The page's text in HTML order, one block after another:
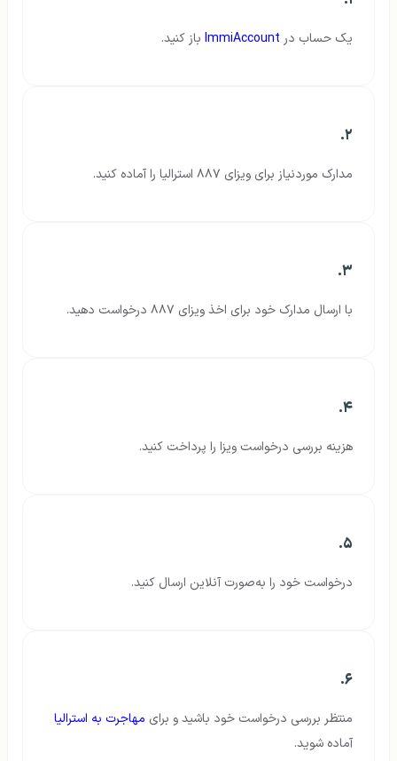
یک حساب در ImmiAccount باز کنید.
۲.
مدارک موردنیاز برای ویزای ۸۸۷ استرالیا را آماده کنید.
۳.
با ارسال مدارک خود برای اخذ ویزای ۸۸۷ درخواست دهید.
۴.
هزینه بررسی درخواست ویزا را پرداخت کنید.
۵.
درخواست خود را به‌صورت آنلاین ارسال کنید.
۶.
منتظر بررسی درخواست خود باشید و برای مهاجرت به استرالیا
آماده شوید.